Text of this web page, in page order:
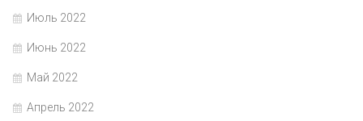
Июль 2022
Июнь 2022
Май 2022
Апрель 2022